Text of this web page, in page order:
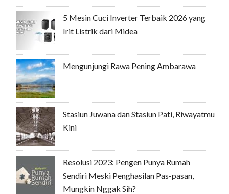
5 Mesin Cuci Inverter Terbaik 2026 yang
Irit Listrik dari Midea
Mengunjungi Rawa Pening Ambarawa
Stasiun Juwana dan Stasiun Pati, Riwayatmu
Kini
Resolusi 2023: Pengen Punya Rumah
Sendiri Meski Penghasilan Pas-pasan,
Mungkin Nggak Sih?